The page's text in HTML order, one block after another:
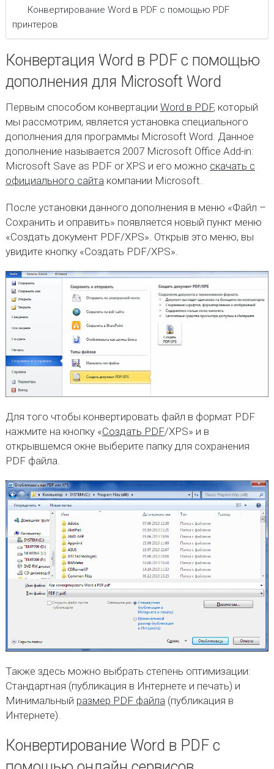
Конвертирование Word в PDF с помощью PDF
принтеров
Конвертация Word в PDF с помощью
дополнения для Microsoft Word
Первым способом конвертации Word в PDF, который
мы рассмотрим, является установка специального
дополнения для программы Microsoft Word. Данное
дополнение называется 2007 Microsoft Office Add-in:
Microsoft Save as PDF or XPS и его можно скачать с
официального сайтакомпании Microsoft.
После установки данного дополнения в меню «Файл –
Сохранить и оправить» появляется новый пункт меню
«Создать документ PDF/XPS». Открыв это меню, вы
увидите кнопку «Создать PDF/XPS».
Для того чтобы конвертировать файл в формат PDF
нажмите на кнопку «Создать PDF/XPS» и в
открывшемся окне выберите папку для сохранения
PDF файла.
Также здесь можно выбрать степень оптимизации:
Стандартная (публикация в Интернете и печать) и
Минимальный размер PDF файла (публикация в
Интернете).
Конвертирование Word в PDF с